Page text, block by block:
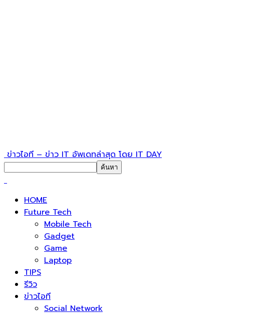
ข่าวไอที – ข่าว IT อัพเดทล่าสุด โดย IT DAY
HOME
Future Tech
Mobile Tech
Gadget
Game
Laptop
TIPS
รีวิว
ข่าวไอที
Social Network